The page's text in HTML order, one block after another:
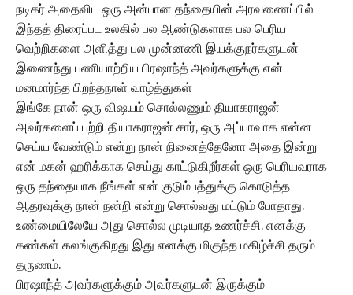
நடிகர் அதைவிட ஒரு அன்பான தந்தையின் அரவணைப்பில்
இந்தத் திரைப்பட உலகில் பல ஆண்டுகளாக பல பெரிய
வெற்றிகளை அளித்து பல முன்னணி இயக்குநர்களுடன்
இணைந்து பணியாற்றிய பிரஷாந்த் அவர்களுக்கு என்
மனமார்ந்த பிறந்தநாள் வாழ்த்துகள்
இங்கே நான் ஒரு விஷயம் சொல்லணும் தியாகராஜன்
அவர்களைப் பற்றி தியாகராஜன் சார், ஒரு அப்பாவாக என்ன
செய்ய வேண்டும் என்று நான் நினைத்தேனோ அதை இன்று
என் மகன் ஹரிக்காக செய்து காட்டுகிறீர்கள் ஒரு பெரியவராக
ஒரு தந்தையாக நீங்கள் என் குடும்பத்துக்கு கொடுத்த
ஆதரவுக்கு நான் நன்றி என்று சொல்வது மட்டும் போதாது.
உண்மையிலேயே அது சொல்ல முடியாத உணர்ச்சி. எனக்கு
கண்கள் கலங்குகிறது இது எனக்கு மிகுந்த மகிழ்ச்சி தரும்
தருணம்.
பிரஷாந்த் அவர்களுக்கும் அவர்களுடன் இருக்கும்